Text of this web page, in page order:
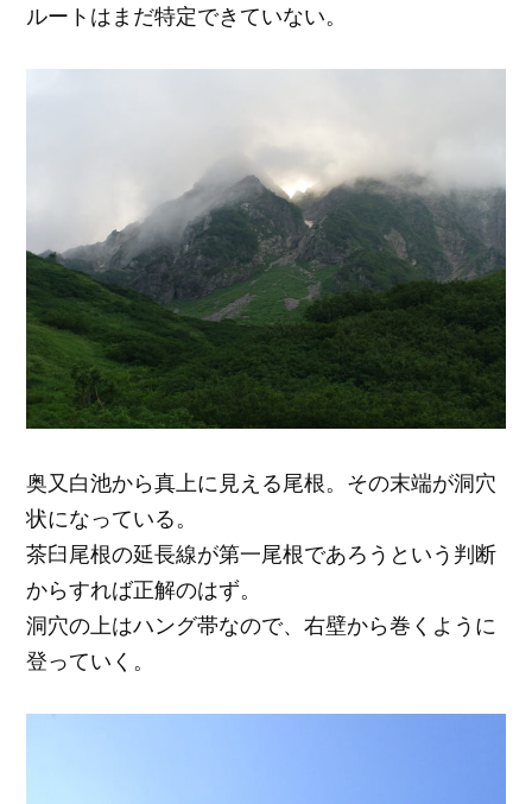
ルートはまだ特定できていない。
奥又白池から真上に見える尾根。その末端が洞穴
状になっている。
茶臼尾根の延長線が第一尾根であろうという判断
からすれば正解のはず。
洞穴の上はハング帯なので、右壁から巻くように
登っていく。